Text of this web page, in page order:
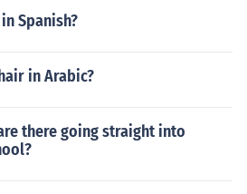
Spanish?
in Arabic?
there going straight into